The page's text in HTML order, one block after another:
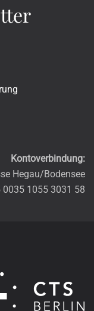
Kontoverbindung:
Hegau/Bodensee
0035 1055 3031 58